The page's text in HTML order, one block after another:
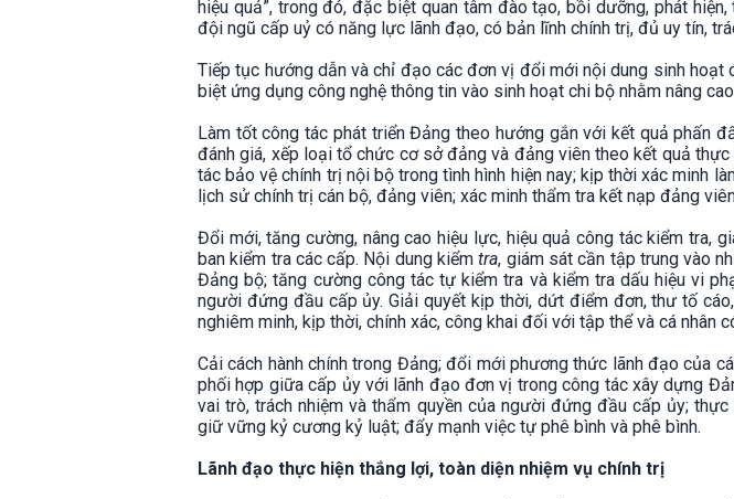
hiệu quả”, trong đó, đặc biệt quan tâm đào tạo, bồi dưỡng, phát
đội ngũ cấp uỷ có năng lực lãnh đạo, có bản lĩnh chính trị, đủ uy tín,
Tiếp tục hướng dẫn và chỉ đạo các đơn vị đổi mới nội dung sinh hoạt
biệt ứng dụng công nghệ thông tin vào sinh hoạt chi bộ nhằm nâng
Làm tốt công tác phát triển Đảng theo hướng gắn với kết quả phấn
đánh giá, xếp loại tổ chức cơ sở đảng và đảng viên theo kết quả
tác bảo vệ chính trị nội bộ trong tình hình hiện nay; kịp thời xác minh
lịch sử chính trị cán bộ, đảng viên; xác minh thẩm tra kết nạp đảng
Đổi mới, tăng cường, nâng cao hiệu lực, hiệu quả công tác kiểm tra,
ban kiểm tra các cấp. Nội dung kiểmtra, giám sát cần tập trung vào
Đảng bộ; tăng cường công tác tự kiểm tra và kiểm tra dấu hiệu vi
người đứng đầu cấp ủy. Giải quyết kịp thời, dứt điểm đơn, thư tố
nghiêm minh, kịp thời, chính xác, công khai đối với tập thể và cá nhân
Cải cách hành chính trong Đảng; đổi mới phương thức lãnh đạo của
phối hợp giữa cấp ủy với lãnh đạo đơn vị trong công tác xây dựng
vai trò, trách nhiệm và thẩm quyền của người đứng đầu cấp ủy;
giữ vững kỷ cương kỷ luật; đẩy mạnh việc tự phê bình và phê bình.
Lãnh đạo thực hiện thắng lợi, toàn diện nhiệm vụ chính trị